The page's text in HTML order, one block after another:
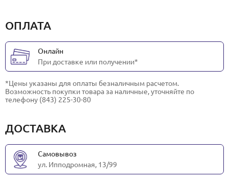
ОПЛАТА
Онлайн
При доставке или получении*
*Цены указаны для оплаты безналичным расчетом.
Возможность покупки товара за наличные, уточняйте по
телефону (843) 225-30-80
ДОСТАВКА
Самовывоз
ул. Ипподромная, 13/99